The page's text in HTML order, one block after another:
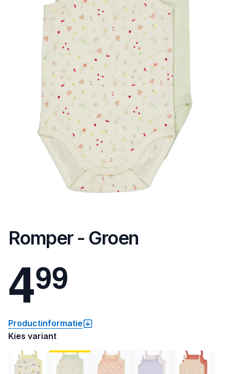
Romper - Groen
499
Productinformatie
Kies variant